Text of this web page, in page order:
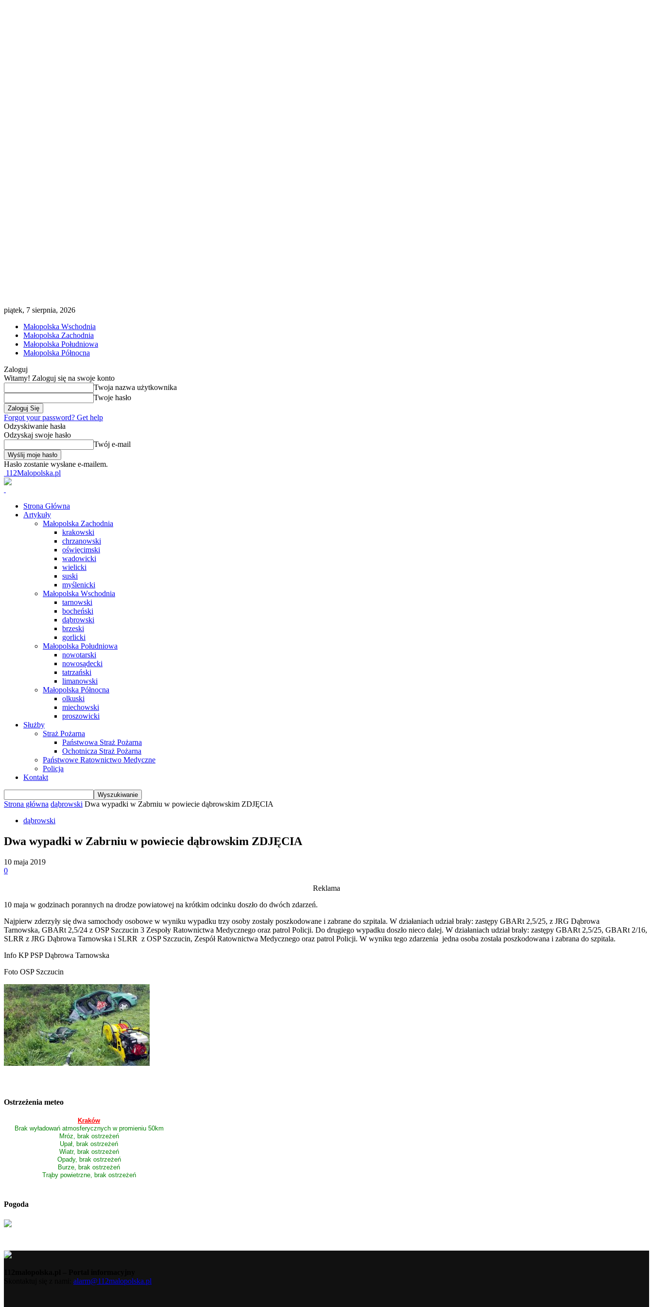
piątek, 7 sierpnia, 2026
Małopolska Wschodnia
Małopolska Zachodnia
Małopolska Południowa
Małopolska Północna
Zaloguj
Witamy! Zaloguj się na swoje konto
Twoja nazwa użytkownika
Twoje hasło
Forgot your password? Get help
Odzyskiwanie hasła
Odzyskaj swoje hasło
Twój e-mail
Hasło zostanie wysłane e-mailem.
112Malopolska.pl
Strona Główna
Artykuły
Małopolska Zachodnia
krakowski
chrzanowski
oświęcimski
wadowicki
wielicki
suski
myślenicki
Małopolska Wschodnia
tarnowski
bocheński
dąbrowski
brzeski
gorlicki
Małopolska Południowa
nowotarski
nowosądecki
tatrzański
limanowski
Małopolska Północna
olkuski
miechowski
proszowicki
Służby
Straż Pożarna
Państwowa Straż Pożarna
Ochotnicza Straż Pożarna
Państwowe Ratownictwo Medyczne
Policja
Kontakt
Strona główna dąbrowski Dwa wypadki w Zabrniu w powiecie dąbrowskim ZDJĘCIA
dąbrowski
Dwa wypadki w Zabrniu w powiecie dąbrowskim ZDJĘCIA
10 maja 2019
0
Reklama
10 maja w godzinach porannych na drodze powiatowej na krótkim odcinku doszło do dwóch zdarzeń.
Najpierw zderzyły się dwa samochody osobowe w wyniku wypadku trzy osoby zostały poszkodowane i zabrane do szpitala. W działaniach udział brały: zastępy GBARt 2,5/25, z JRG Dąbrowa
Tarnowska, GBARt 2,5/24 z OSP Szczucin 3 Zespoły Ratownictwa Medycznego oraz patrol Policji. Do drugiego wypadku doszło nieco dalej. W działaniach udział brały: zastępy GBARt 2,5/25, GBARt 2/16,
SLRR z JRG Dąbrowa Tarnowska i SLRR z OSP Szczucin, Zespół Ratownictwa Medycznego oraz patrol Policji. W wyniku tego zdarzenia jedna osoba została poszkodowana i zabrana do szpitala.
Info KP PSP Dąbrowa Tarnowska
Foto OSP Szczucin
Ostrzeżenia meteo
Kraków
Brak wyładowań atmosferycznych w promieniu 50km
Mróz, brak ostrzeżeń
Upał, brak ostrzeżeń
Wiatr, brak ostrzeżeń
Opady, brak ostrzeżeń
Burze, brak ostrzeżeń
Trąby powietrzne, brak ostrzeżeń
Pogoda
alarm@112malopolska.pl